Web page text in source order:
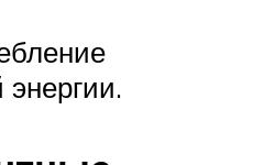
энергии.